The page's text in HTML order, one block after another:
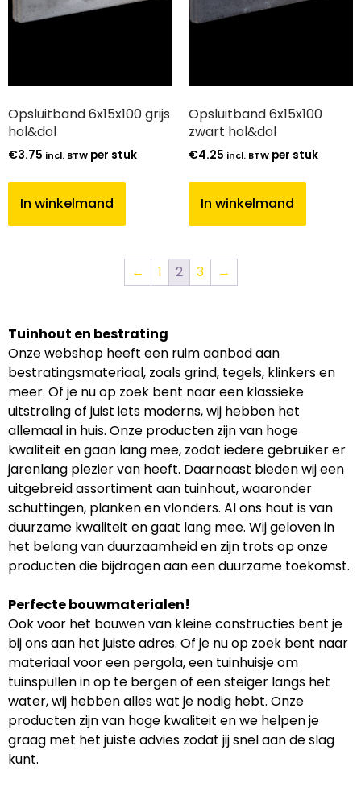
Opsluitband 6x15x100 grijs
hol&dol
€3.75 incl. BTW per stuk
In winkelmand
Opsluitband 6x15x100
zwart hol&dol
€4.25 incl. BTW per stuk
In winkelmand
← 1 2 3 →
Tuinhout en bestrating
Onze webshop heeft een ruim aanbod aan
bestratingsmateriaal, zoals grind, tegels, klinkers en
meer. Of je nu op zoek bent naar een klassieke
uitstraling of juist iets moderns, wij hebben het
allemaal in huis. Onze producten zijn van hoge
kwaliteit en gaan lang mee, zodat iedere gebruiker er
jarenlang plezier van heeft. Daarnaast bieden wij een
uitgebreid assortiment aan tuinhout, waaronder
schuttingen, planken en vlonders. Al ons hout is van
duurzame kwaliteit en gaat lang mee. Wij geloven in
het belang van duurzaamheid en zijn trots op onze
producten die bijdragen aan een duurzame toekomst.
Perfecte bouwmaterialen!
Ook voor het bouwen van kleine constructies bent je
bij ons aan het juiste adres. Of je nu op zoek bent naar
materiaal voor een pergola, een tuinhuisje om
tuinspullen in op te bergen of een steiger langs het
water, wij hebben alles wat je nodig hebt. Onze
producten zijn van hoge kwaliteit en we helpen je
graag met het juiste advies zodat jij snel aan de slag
kunt.